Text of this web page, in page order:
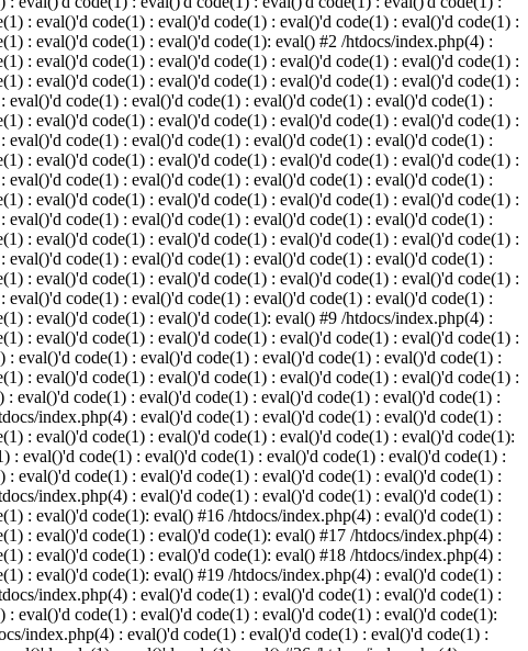
: eval()'d code(1) : eval()'d code(1) : eval()'d code(1) : eval()'d code(1) :
: eval()'d code(1) : eval()'d code(1): eval() #2 /htdocs/index.php(4) :
: eval()'d code(1) : eval()'d code(1) : eval()'d code(1) : eval()'d code(1) :
: eval()'d code(1) : eval()'d code(1) : eval()'d code(1) : eval()'d code(1) :
code(1) : eval()'d code(1) : eval()'d code(1) : eval()'d code(1) :
: eval()'d code(1) : eval()'d code(1) : eval()'d code(1) : eval()'d code(1) :
code(1) : eval()'d code(1) : eval()'d code(1) : eval()'d code(1) :
: eval()'d code(1) : eval()'d code(1) : eval()'d code(1) : eval()'d code(1) :
code(1) : eval()'d code(1) : eval()'d code(1) : eval()'d code(1) :
: eval()'d code(1) : eval()'d code(1) : eval()'d code(1) : eval()'d code(1) :
code(1) : eval()'d code(1) : eval()'d code(1) : eval()'d code(1) :
: eval()'d code(1) : eval()'d code(1) : eval()'d code(1) : eval()'d code(1) :
code(1) : eval()'d code(1) : eval()'d code(1) : eval()'d code(1) :
: eval()'d code(1) : eval()'d code(1) : eval()'d code(1) : eval()'d code(1) :
code(1) : eval()'d code(1) : eval()'d code(1) : eval()'d code(1) :
: eval()'d code(1) : eval()'d code(1): eval() #9 /htdocs/index.php(4) :
: eval()'d code(1) : eval()'d code(1) : eval()'d code(1) : eval()'d code(1) :
eval()'d code(1) : eval()'d code(1) : eval()'d code(1) : eval()'d code(1) :
: eval()'d code(1) : eval()'d code(1) : eval()'d code(1) : eval()'d code(1) :
eval()'d code(1) : eval()'d code(1) : eval()'d code(1) : eval()'d code(1) :
index.php(4) : eval()'d code(1) : eval()'d code(1) : eval()'d code(1) :
: eval()'d code(1) : eval()'d code(1) : eval()'d code(1) : eval()'d code(1):
eval()'d code(1) : eval()'d code(1) : eval()'d code(1) : eval()'d code(1) :
eval()'d code(1) : eval()'d code(1) : eval()'d code(1) : eval()'d code(1) :
index.php(4) : eval()'d code(1) : eval()'d code(1) : eval()'d code(1) :
: eval()'d code(1): eval() #16 /htdocs/index.php(4) : eval()'d code(1) :
: eval()'d code(1) : eval()'d code(1): eval() #17 /htdocs/index.php(4) :
: eval()'d code(1) : eval()'d code(1): eval() #18 /htdocs/index.php(4) :
: eval()'d code(1): eval() #19 /htdocs/index.php(4) : eval()'d code(1) :
index.php(4) : eval()'d code(1) : eval()'d code(1) : eval()'d code(1) :
eval()'d code(1) : eval()'d code(1) : eval()'d code(1) : eval()'d code(1):
index.php(4) : eval()'d code(1) : eval()'d code(1) : eval()'d code(1) :